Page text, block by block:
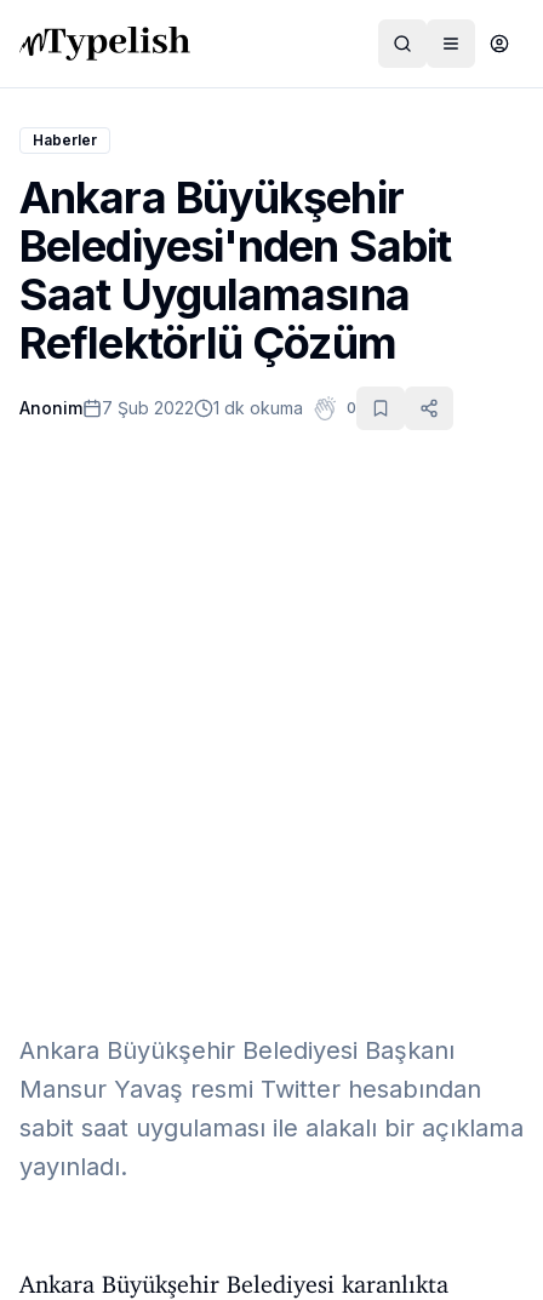
Dünya
Film ve Dizi
Kültür ve Sanat
Sağlık
Siyaset ve Tarih
Haberler
Ankara Büyükşehir
Belediyesi'nden Sabit
Saat Uygulamasına
Reflektörlü Çözüm
Anonim 7 Şub 2022 1 dk okuma 0
Ankara Büyükşehir Belediyesi Başkanı
Mansur Yavaş resmi Twitter hesabından
sabit saat uygulaması ile alakalı bir açıklama
yayınladı.
Ankara Büyükşehir Belediyesi karanlıkta